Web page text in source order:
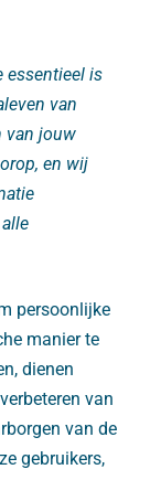
essentieel is
van
van jouw
en wij
persoonlijke
manier te
dienen
van
van de
gebruikers,